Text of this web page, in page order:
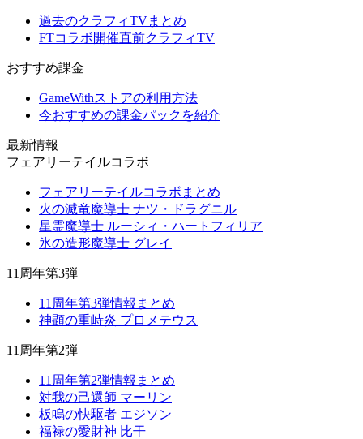
過去のクラフィTVまとめ
FTコラボ開催直前クラフィTV
おすすめ課金
GameWithストアの利用方法
今おすすめの課金パックを紹介
最新情報
フェアリーテイルコラボ
フェアリーテイルコラボまとめ
火の滅竜魔導士 ナツ・ドラグニル
星霊魔導士 ルーシィ・ハートフィリア
氷の造形魔導士 グレイ
11周年第3弾
11周年第3弾情報まとめ
神顕の重峙炎 プロメテウス
11周年第2弾
11周年第2弾情報まとめ
対我の己還師 マーリン
板鳴の快駆者 エジソン
福禄の愛財神 比干